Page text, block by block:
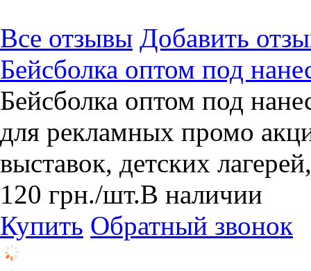
Все отзывы Добавить
Бейсболка оптом под
Бейсболка оптом под
для рекламных промо
выставок, детских
120 грн./шт.В наличии
Купить Обратный звонок